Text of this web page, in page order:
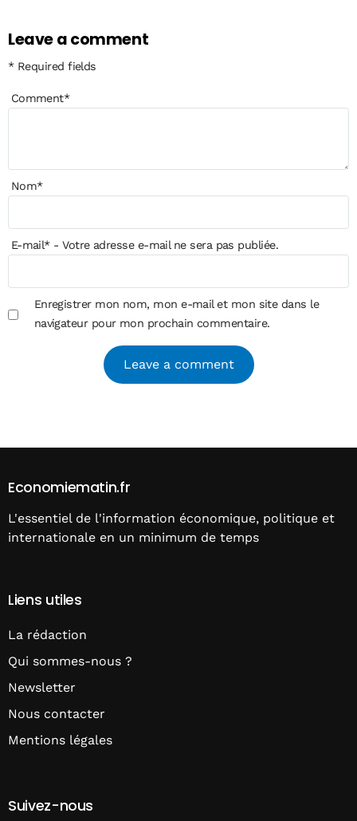
Leave a comment
* Required fields
Comment*
Nom*
E-mail*- Votre adresse e-mail ne sera pas publiée.
Enregistrer mon nom, mon e-mail et mon site dans le
navigateur pour mon prochain commentaire.
Economiematin.fr
L'essentiel de l'information économique, politique et
internationale en un minimum de temps
Liens utiles
La rédaction
Qui sommes-nous ?
Newsletter
Nous contacter
Mentions légales
Suivez-nous